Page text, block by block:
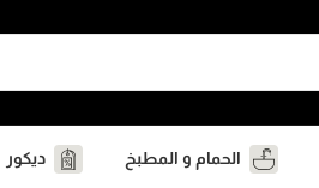
الحمام و المطبخ ديكور